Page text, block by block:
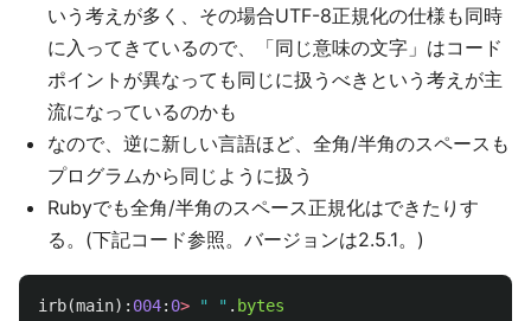
いう考えが多く、その場合UTF-8正規化の仕様も同時
に入ってきているので、「同じ意味の文字」はコード
ポイントが異なっても同じに扱うべきという考えが主
流になっているのかも
なので、逆に新しい言語ほど、全角/半角のスペースも
プログラムから同じように扱う
Rubyでも全角/半角のスペース正規化はできたりす
る。(下記コード参照。バージョンは2.5.1。)
irb(main): 004: 0> " " . bytes